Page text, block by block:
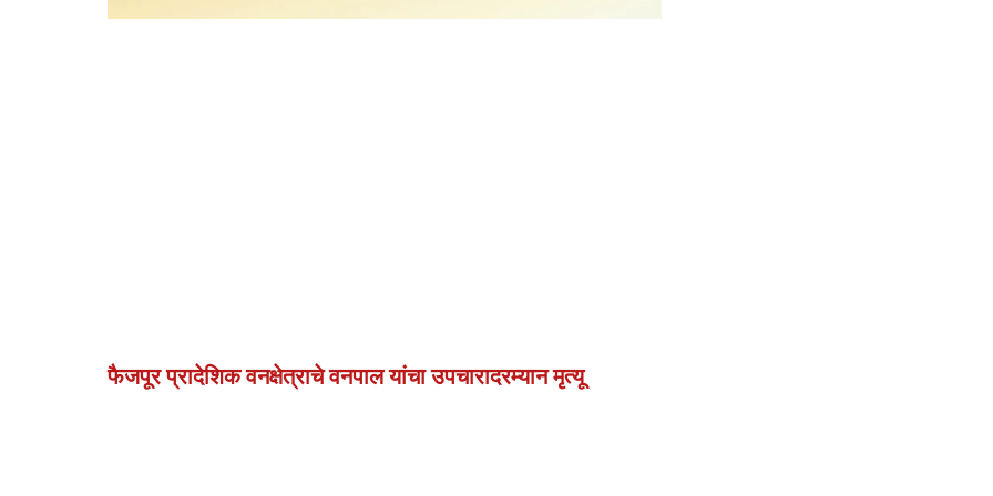
फैजपूर प्रादेशिक वनक्षेत्राचे वनपाल यांचा उपचारादरम्यान मृत्यू